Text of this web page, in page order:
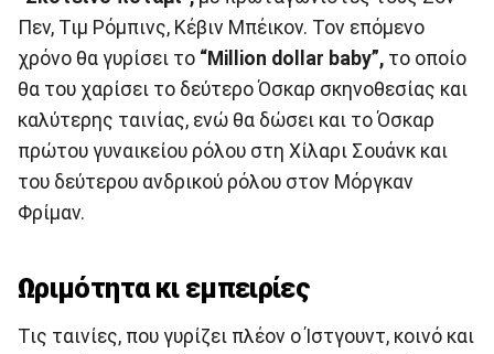
Πεν, Τιμ Ρόμπινς, Κέβιν Μπέικον. Τον επόμενο
χρόνο θα γυρίσει το “Million dollar baby”, το οποίο
θα του χαρίσει το δεύτερο Όσκαρ σκηνοθεσίας και
καλύτερης ταινίας, ενώ θα δώσει και το Όσκαρ
πρώτου γυναικείου ρόλου στη Χίλαρι Σουάνκ και
του δεύτερου ανδρικού ρόλου στον Μόργκαν
Φρίμαν.
Ωριμότητα κι εμπειρίες
Τις ταινίες, που γυρίζει πλέον ο Ίστγουντ, κοινό και